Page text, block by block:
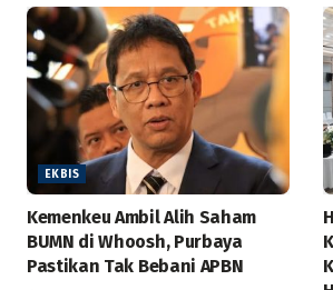
EKBIS
Kemenkeu Ambil Alih Saham
BUMN di Whoosh, Purbaya
Pastikan Tak Bebani APBN